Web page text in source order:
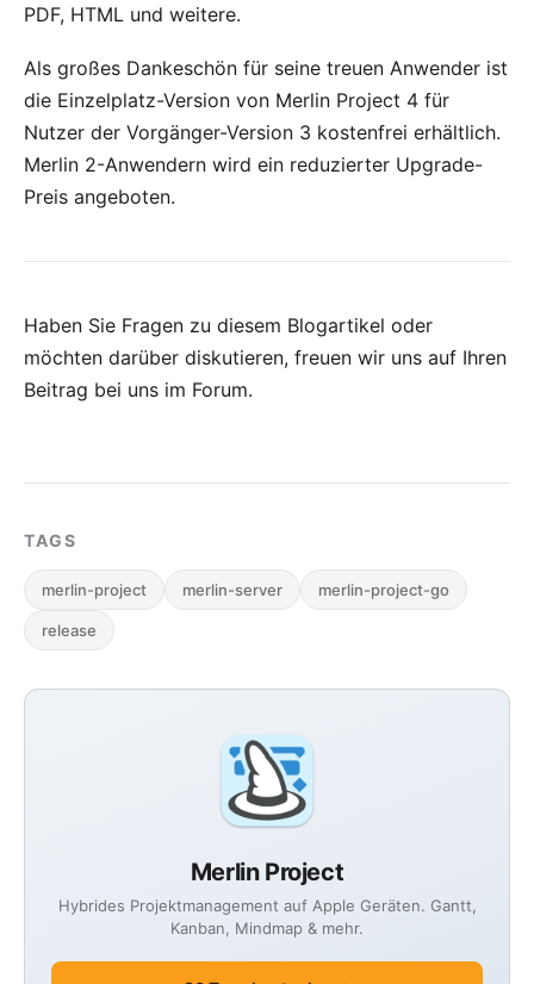
Merlin Project
Hybrides Projektmanagement auf Apple Geräten. Gantt,
Kanban, Mindmap & mehr.
PDF, HTML und weitere.
Als großes Dankeschön für seine treuen Anwender ist
die Einzelplatz-Version von Merlin Project 4 für
Nutzer der Vorgänger-Version 3 kostenfrei erhältlich.
Merlin 2-Anwendern wird ein reduzierter Upgrade-
Preis angeboten.
Haben Sie Fragen zu diesem Blogartikel oder
möchten darüber diskutieren, freuen wir uns auf Ihren
Beitrag bei uns im Forum.
TAGS
merlin-project merlin-server merlin-project-go
release